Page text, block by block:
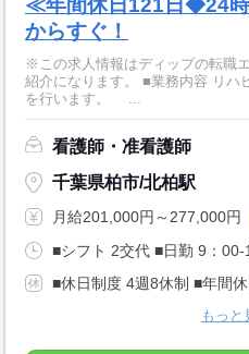
≪年間休日121日◆24
からすぐ！
※この求人情報はディップの転職
紹介になります。 ■業務内容 リハ
を行います。 ...
看護師・准看護師
千葉県柏市/北柏駅
月給201,000円～277,000円
■シフト 2交代 ■日勤 9：
■休日制度 4週8休制 ■年間
もっと